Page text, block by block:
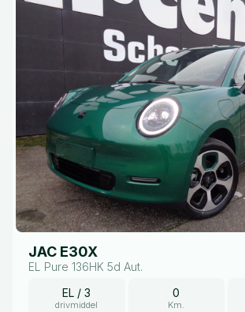
JAC E30X
EL Pure 136HK 5d Aut.
EL / 3
drivmiddel
0
Km.